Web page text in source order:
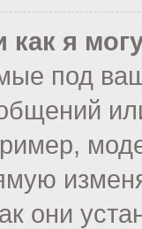
как я
под
они